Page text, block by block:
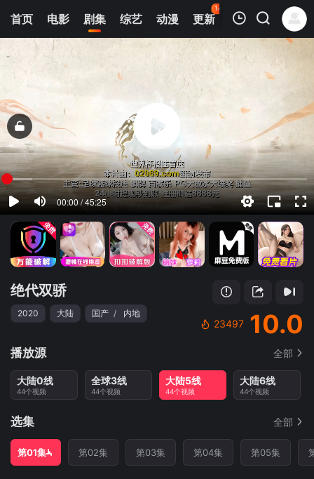
首页 电影 剧集 综艺 动漫 更新
141
热榜 APP
我的观影记录
绝代双骄
2020 大陆 国产 / 内地
23497 10.0
播放源 全部
大陆0线
44个视频
全球3线
44个视频
大陆5线
44个视频
大陆6线
44个视频
选集 全部
第01集 第02集 第03集 第04集 第05集